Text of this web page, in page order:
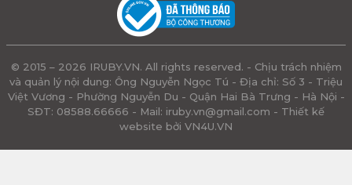
© 2015 – 2026 IRUBY.VN. All rights reserved. - Chịu trách nhiệm
và quản lý nội dung: Ông Nguyễn Ngọc Tú - Địa chỉ: Số 3 - Triệu
Việt Vương - Phường Nguyễn Du - Quận Hai Bà Trưng - Hà Nội -
SĐT: 08588.66666 - Mail: iruby.vn@gmail.com - Thiết kế
website bởi VN4U.VN